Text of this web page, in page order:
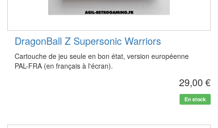
DragonBall Z Supersonic Warriors
Cartouche de jeu seule en bon état, version européenne
PAL-FRA (en français à l'écran).
29,00 €
En stock